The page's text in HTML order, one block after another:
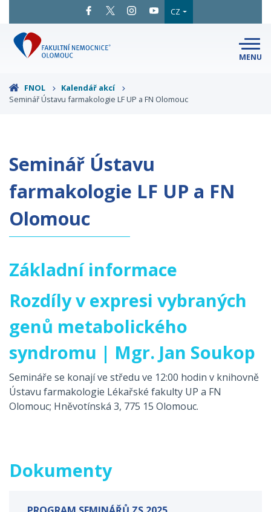
CZ
MENU
PACIENTIA NÁVŠTĚVY KLINIKY A ODDĚLENÍ
KONTAKTNÍINFORMACE
FNOL
Kalendář akcí
Seminář Ústavu farmakologie LF UP a FN Olomouc
Seminář Ústavu
farmakologie LF UP a FN
Olomouc
Základní informace
Rozdíly v expresi vybraných
genů metabolického
syndromu | Mgr. Jan Soukop
Semináře se konají ve středu ve 12:00 hodin v knihovně
Ústavu farmakologie Lékařské fakulty UP a FN
Olomouc; Hněvotínská 3, 775 15 Olomouc.
Dokumenty